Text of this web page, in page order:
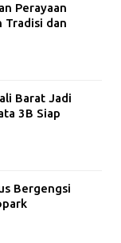
Perayaan
Tradisi dan
Barat Jadi
3B Siap
Bergengsi